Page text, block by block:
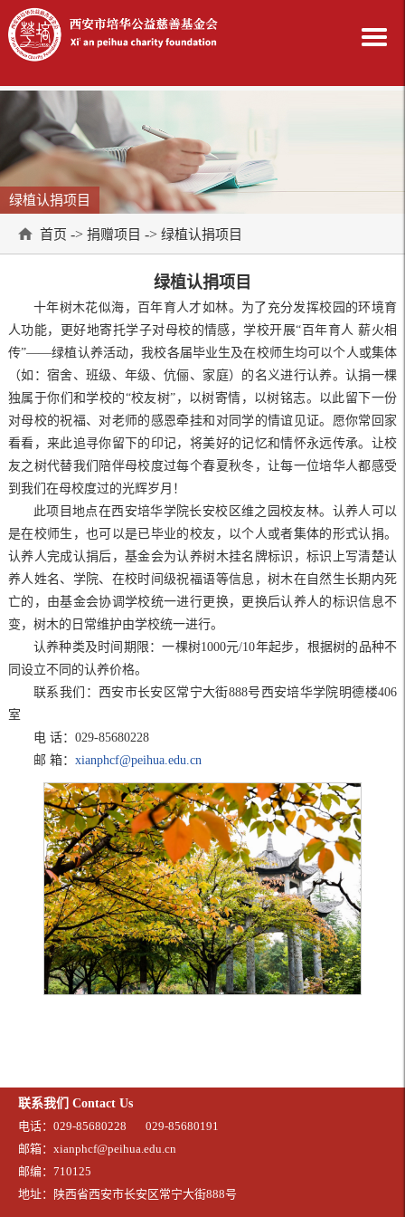
绿植认捐项目
首页 -> 捐赠项目 -> 绿植认捐项目
绿植认捐项目
十年树木花似海，百年育人才如林。为了充分发挥校园的环境育
人功能，更好地寄托学子对母校的情感，学校开展“百年育人 薪火相
传”——绿植认养活动，我校各届毕业生及在校师生均可以个人或集体
（如：宿舍、班级、年级、伉俪、家庭）的名义进行认养。认捐一棵
独属于你们和学校的“校友树”，以树寄情，以树铭志。以此留下一份
对母校的祝福、对老师的感恩牵挂和对同学的情谊见证。愿你常回家
看看，来此追寻你留下的印记，将美好的记忆和情怀永远传承。让校
友之树代替我们陪伴母校度过每个春夏秋冬，让每一位培华人都感受
到我们在母校度过的光辉岁月！
此项目地点在西安培华学院长安校区维之园校友林。认养人可以
是在校师生，也可以是已毕业的校友，以个人或者集体的形式认捐。
认养人完成认捐后，基金会为认养树木挂名牌标识，标识上写清楚认
养人姓名、学院、在校时间级祝福语等信息，树木在自然生长期内死
亡的，由基金会协调学校统一进行更换，更换后认养人的标识信息不
变，树木的日常维护由学校统一进行。
认养种类及时间期限：一棵树1000元/10年起步，根据树的品种不
同设立不同的认养价格。
联系我们：西安市长安区常宁大街888号西安培华学院明德楼406
室
电 话：029-85680228
邮 箱： xianphcf@peihua.edu.cn
联系我们 Contact Us
电话：029-85680228
029-85680191
邮箱：xianphcf@peihua.edu.cn
邮编：710125
地址：陕西省西安市长安区常宁大街888号